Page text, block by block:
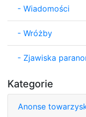
- Wiadomości
- Wróżby
- Zjawiska
Kategorie
Anonse